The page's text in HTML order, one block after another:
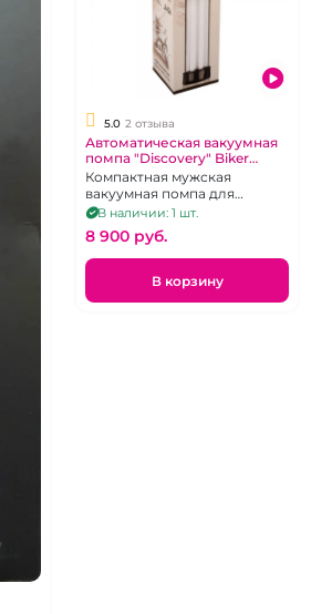
5.0 2 отзыва
Автоматическая вакуумная
помпа "Discovery" Biker
перезаряжаемая
Компактная мужская
вакуумная помпа для
увеличения и эрекции члена
В наличии: 1 шт.
8 900 pуб.
В корзину